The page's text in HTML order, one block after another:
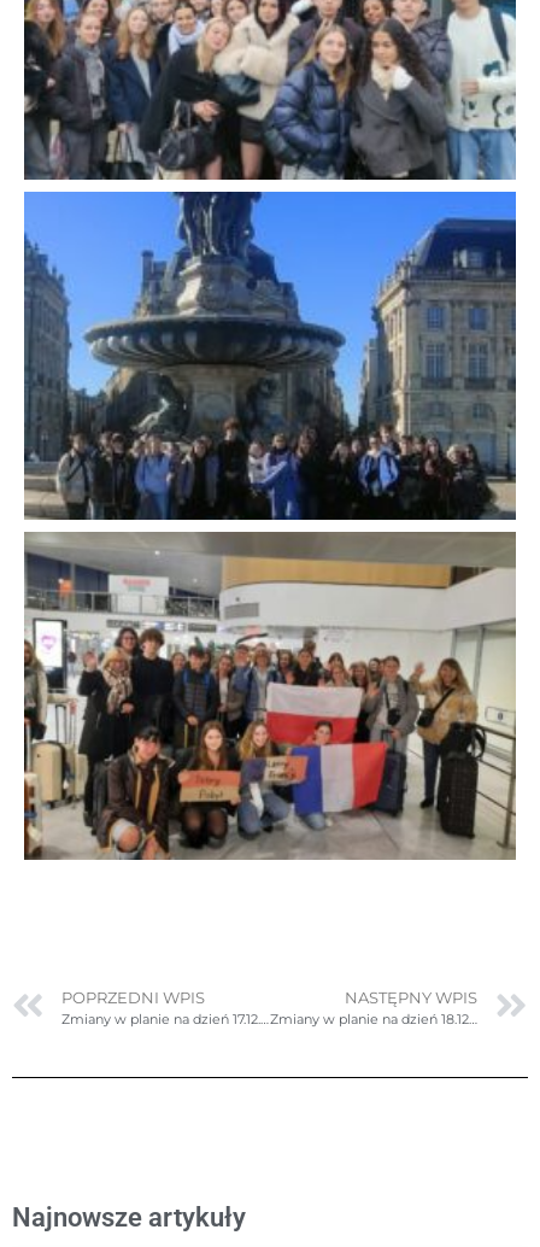
POPRZEDNI WPIS
Zmiany w planie na dzień 17.12.2024r. (wtorek)
NASTĘPNY WPIS
Zmiany w planie na dzień 18.12.2024r. (środa)
Najnowsze artykuły